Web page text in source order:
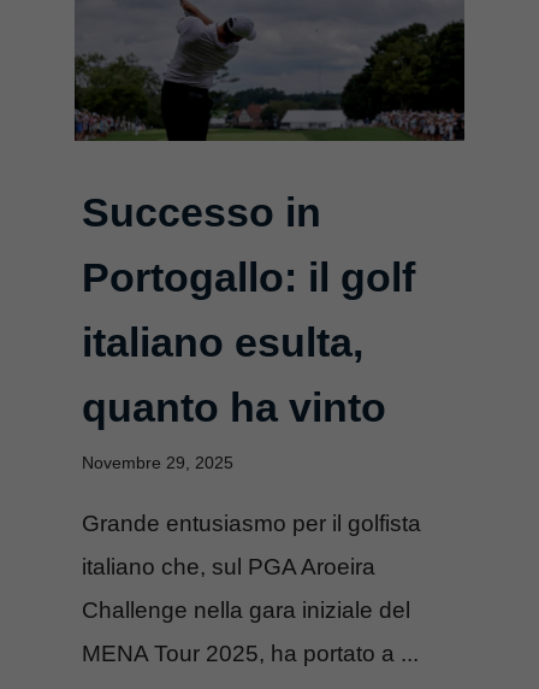
Successo in
Portogallo: il golf
italiano esulta,
quanto ha vinto
Novembre 29, 2025
Grande entusiasmo per il golfista
italiano che, sul PGA Aroeira
Challenge nella gara iniziale del
MENA Tour 2025, ha portato a ...